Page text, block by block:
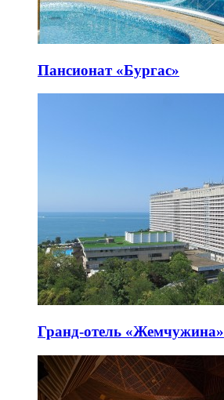
Пансионат «Бургас»
Гранд-отель «Жемчужина»